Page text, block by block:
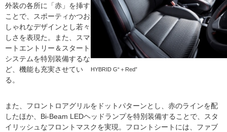
HYBRID G“＋Red”
外装の各所に「赤」を挿す
ことで、スポーティかつお
しゃれなデザインとし若々
しさを表現た。また、スマ
ートエントリー＆スタート
システムを特別装備するな
ど、機能も充実させてい
る。
また、フロントロアグリルをドットパターンとし、赤のラインを配
したほか、Bi-Beam LEDヘッドランプを特別装備することで、スタ
イリッシュなフロントマスクを実現。フロントシートには、ファブ